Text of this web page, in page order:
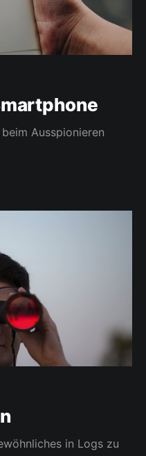
Ausspionieren
in Logs zu